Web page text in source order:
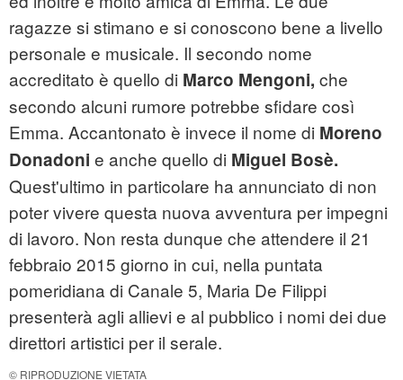
ragazze si stimano e si conoscono bene a livello
personale e musicale. Il secondo nome
accreditato è quello di Marco Mengoni, che
secondo alcuni rumore potrebbe sfidare così
Emma. Accantonato è invece il nome di Moreno
Donadoni e anche quello di Miguel Bosè.
Quest'ultimo in particolare ha annunciato di non
poter vivere questa nuova avventura per impegni
di lavoro. Non resta dunque che attendere il 21
febbraio 2015 giorno in cui, nella puntata
pomeridiana di Canale 5, Maria De Filippi
presenterà agli allievi e al pubblico i nomi dei due
direttori artistici per il serale.
© RIPRODUZIONE VIETATA